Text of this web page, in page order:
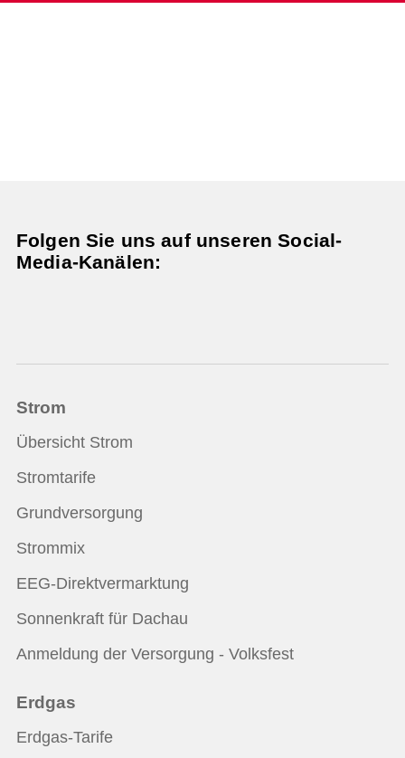
Folgen Sie uns auf unseren Social-
Media-Kanälen:
Strom
Übersicht Strom
Stromtarife
Grundversorgung
Strommix
EEG-Direktvermarktung
Sonnenkraft für Dachau
Anmeldung der Versorgung - Volksfest
Erdgas
Erdgas-Tarife